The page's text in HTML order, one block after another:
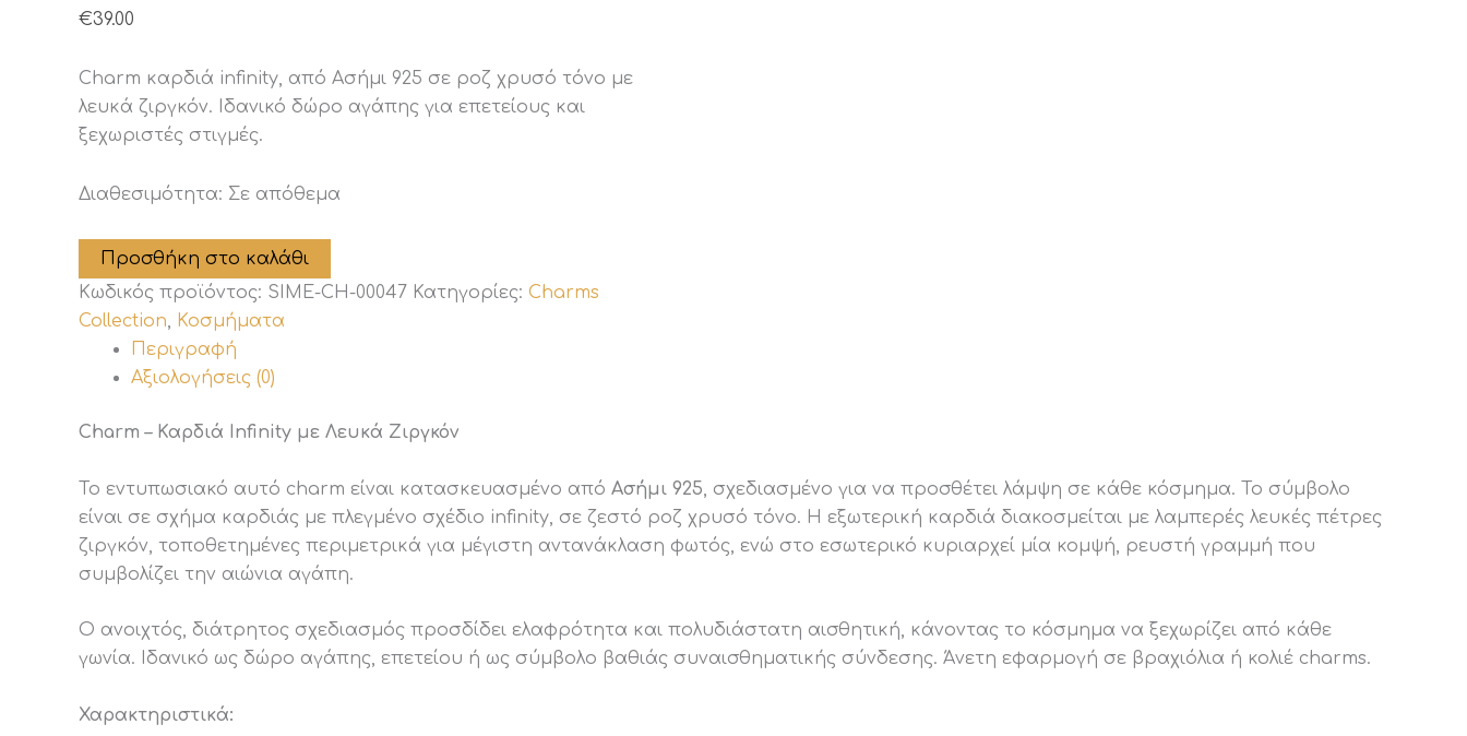
€39.00
Charm καρδιά infinity, από Ασήμι 925 σε ροζ χρυσό τόνο με
λευκά ζιργκόν. Ιδανικό δώρο αγάπης για επετείους και
ξεχωριστές στιγμές.
Διαθεσιμότητα: Σε απόθεμα
Charm
Καρδιά
Infinity
Λευκά
Ζιργκόν
Προσθήκη στο καλάθι
Κωδικός προϊόντος: SIME-CH-00047 Κατηγορίες: Charms
Collection, Κοσμήματα
Περιγραφή
Αξιολογήσεις (0)
Charm – Καρδιά Infinity με Λευκά Ζιργκόν
Το εντυπωσιακό αυτό charm είναι κατασκευασμένο από Ασήμι 925 , σχεδιασμένο για να προσθέτει λάμψη σε κάθε κόσμημα. Το σύμβολο
είναι σε σχήμα καρδιάς με πλεγμένο σχέδιο infinity, σε ζεστό ροζ χρυσό τόνο. Η εξωτερική καρδιά διακοσμείται με λαμπερές λευκές πέτρες
ζιργκόν, τοποθετημένες περιμετρικά για μέγιστη αντανάκλαση φωτός, ενώ στο εσωτερικό κυριαρχεί μία κομψή, ρευστή γραμμή που
συμβολίζει την αιώνια αγάπη.
Ο ανοιχτός, διάτρητος σχεδιασμός προσδίδει ελαφρότητα και πολυδιάστατη αισθητική, κάνοντας το κόσμημα να ξεχωρίζει από κάθε
γωνία. Ιδανικό ως δώρο αγάπης, επετείου ή ως σύμβολο βαθιάς συναισθηματικής σύνδεσης. Άνετη εφαρμογή σε βραχιόλια ή κολιέ charms.
Χαρακτηριστικά: